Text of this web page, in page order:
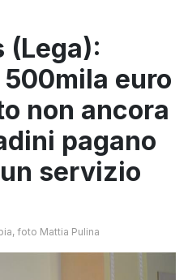
(Lega):
euro
non ancora
pagano
servizio
foto Mattia Pulina